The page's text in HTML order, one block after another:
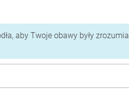
aby Twoje obawy były